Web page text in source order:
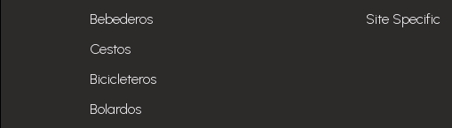
Bebederos
Cestos
Bicicleteros
Bolardos
Site Specific